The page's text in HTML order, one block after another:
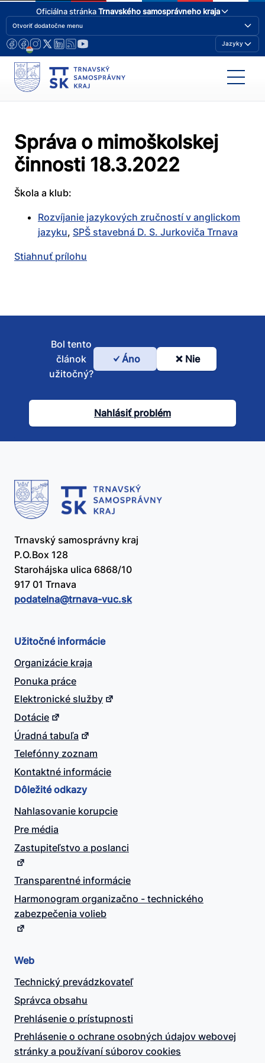
Oficiálna stránkaTrnavského samosprávneho kraja
Otvoriť dodatočne menu
Jazyky
Správa o mimoškolskej
činnosti 18.3.2022
Škola a klub:
Rozvíjanie jazykových zručností v anglickom
jazyku, SPŠ stavebná D. S. Jurkoviča Trnava
Stiahnuť prílohu
Bol
článok
užitočný?
Bol tento
článok
užitočný?
Áno Nie
Nahlásiť problém
Trnavský samosprávny kraj
P.O.Box 128
Starohájska ulica 6868/10
917 01 Trnava
podatelna@​trnava-vuc.sk
Užitočné informácie
Organizácie kraja
Ponuka práce
Elektronické služby
Dotácie
Úradná tabuľa
Telefónny zoznam
Kontaktné informácie
Dôležité odkazy
Nahlasovanie korupcie
Pre média
Zastupiteľstvo a poslanci
Transparentné informácie
Harmonogram organizačno - technického
zabezpečenia volieb
Web
Technický prevádzkovateľ
Správca obsahu
Prehlásenie o prístupnosti
Prehlásenie o ochrane osobných údajov webovej
stránky a používaní súborov cookies